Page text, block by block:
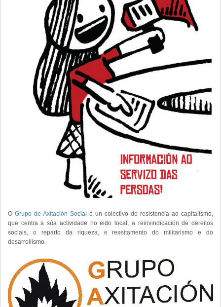
O Grupo de Axitación Social é un colectivo de resistencia ao capitalismo,
que centra a súa actividade no eido local, a reinvindicación de dereitos
sociais, o reparto da riqueza, e rexeitamento do militarismo e do
desarrollismo.